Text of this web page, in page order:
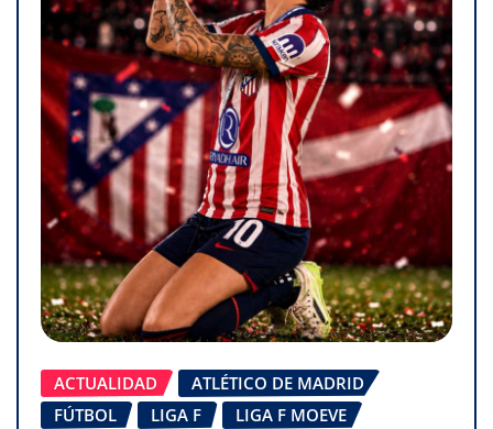
ACTUALIDAD
ATLÉTICO DE MADRID
FÚTBOL
LIGA F
LIGA F MOEVE